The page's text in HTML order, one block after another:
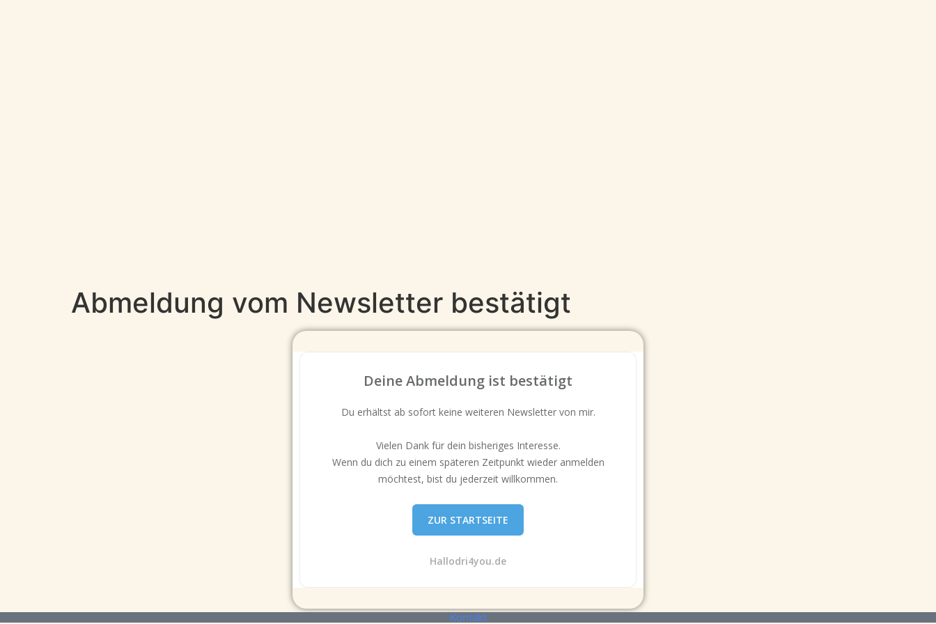
Abmeldung vom Newsletter bestätigt
Deine Abmeldung ist bestätigt
Du erhältst ab sofort keine weiteren Newsletter von mir.
Vielen Dank für dein bisheriges Interesse.
Wenn du dich zu einem späteren Zeitpunkt wieder anmelden
möchtest, bist du jederzeit willkommen.
ZUR STARTSEITE
Hallodri4you.de
Kontakt